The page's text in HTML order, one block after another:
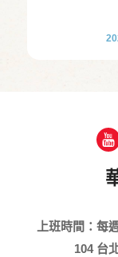
上班時間：每
104 台